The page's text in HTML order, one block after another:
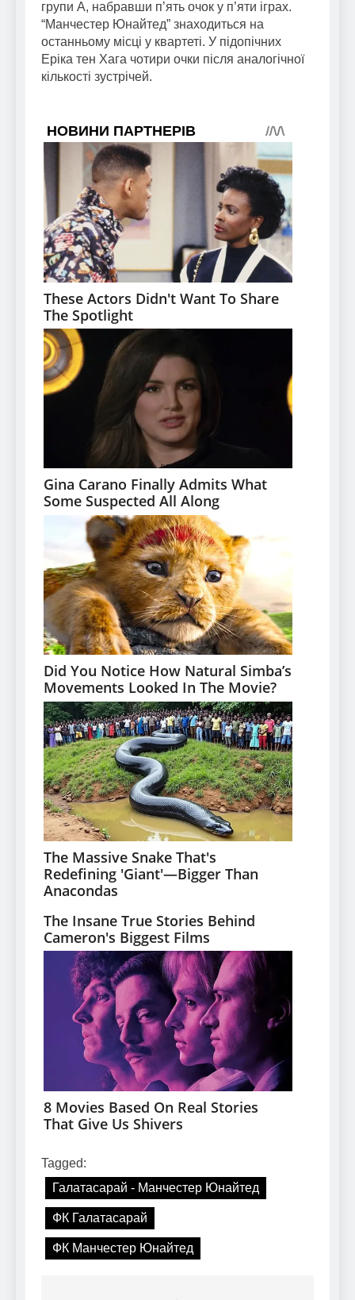
групи А, набравши п’ять очок у п’яти іграх.
“Манчестер Юнайтед” знаходиться на
останньому місці у квартеті. У підопічних
Еріка тен Хага чотири очки після аналогічної
кількості зустрічей.
Tagged:
Галатасарай - Манчестер Юнайтед
ФК Галатасарай
ФК Манчестер Юнайтед